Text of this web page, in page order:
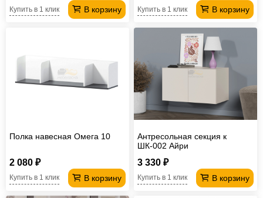
В корзину
Купить в 1 клик В корзину
Купить в 1 клик
Полка навесная Омега 10
2 080 ₽
В корзину
Купить в 1 клик
Антресольная секция к
ШК-002 Айри
3 330 ₽
В корзину
Купить в 1 клик